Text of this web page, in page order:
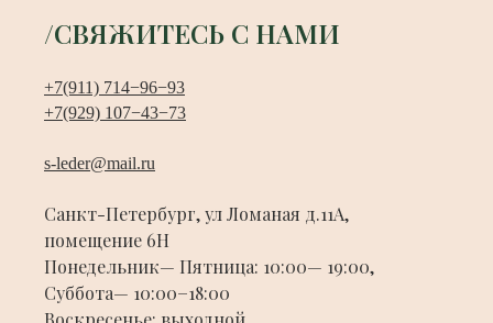
/СВЯЖИТЕСЬ С НАМИ
+7(911) 714−96−93
+7(929) 107−43−73
s-leder@mail.ru
Санкт-Петербург, ул Ломаная д.11А,
помещение 6Н
Понедельник— Пятница: 10:00— 19:00,
Суббота— 10:00−18:00